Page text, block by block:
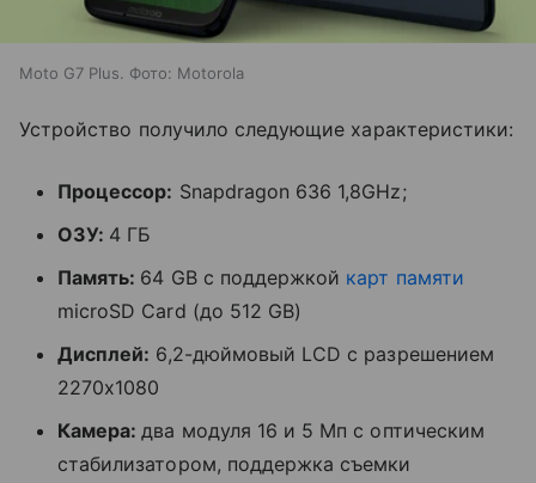
Moto G7 Plus. Фото: Motorola
Устройство получило следующие характеристики:
Процессор: Snapdragon 636 1,8GHz;
ОЗУ: 4 ГБ
Память: 64 GB с поддержкой карт памяти
microSD Card (до 512 GB)
Дисплей: 6,2-дюймовый LCD с разрешением
2270x1080
Камера: два модуля 16 и 5 Мп с оптическим
стабилизатором, поддержка съемки